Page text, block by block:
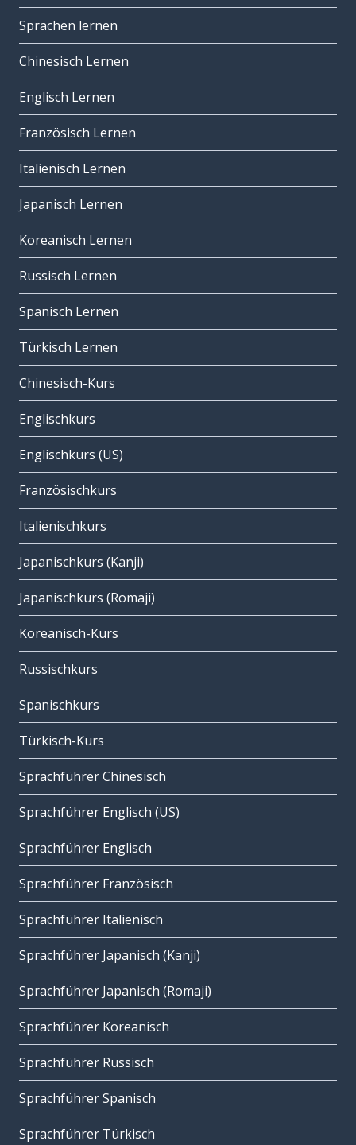
Sprachen lernen
Chinesisch Lernen
Englisch Lernen
Französisch Lernen
Italienisch Lernen
Japanisch Lernen
Koreanisch Lernen
Russisch Lernen
Spanisch Lernen
Türkisch Lernen
Chinesisch-Kurs
Englischkurs
Englischkurs (US)
Französischkurs
Italienischkurs
Japanischkurs (Kanji)
Japanischkurs (Romaji)
Koreanisch-Kurs
Russischkurs
Spanischkurs
Türkisch-Kurs
Sprachführer Chinesisch
Sprachführer Englisch (US)
Sprachführer Englisch
Sprachführer Französisch
Sprachführer Italienisch
Sprachführer Japanisch (Kanji)
Sprachführer Japanisch (Romaji)
Sprachführer Koreanisch
Sprachführer Russisch
Sprachführer Spanisch
Sprachführer Türkisch